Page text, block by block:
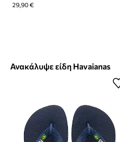
29,90 €
Ανακάλυψε είδη Havaianas